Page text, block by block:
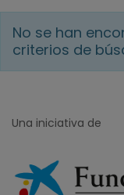
No se han
criterios de
Una iniciativa de